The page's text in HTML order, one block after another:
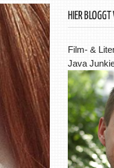
HIER
Film- &
Java